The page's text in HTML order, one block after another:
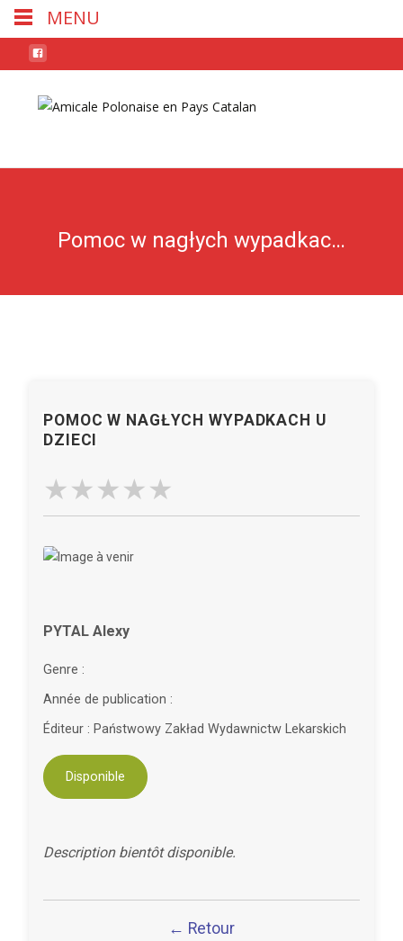
Pomoc w nagłych wypadkach u dzieci
POMOC W NAGŁYCH WYPADKACH U
DZIECI
PYTAL Alexy
Genre :
Année de publication :
Éditeur : Państwowy Zakład Wydawnictw Lekarskich
Disponible
Description bientôt disponible.
← Retour
MENU